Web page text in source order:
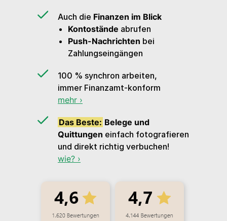
Auch die Finanzen im Blick
Kontostände abrufen
Push-Nachrichten bei
Zahlungseingängen
100 % synchron arbeiten,
immer Finanzamt-konform
mehr ›
Das Beste: Belege und
Quittungen einfach fotografieren
und direkt richtig verbuchen!
wie? ›